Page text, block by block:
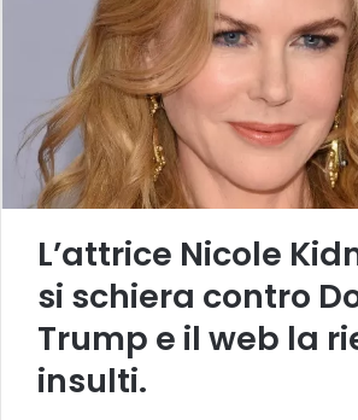
L’attrice Nicole
si schiera contro
Trump e il web la
insulti.